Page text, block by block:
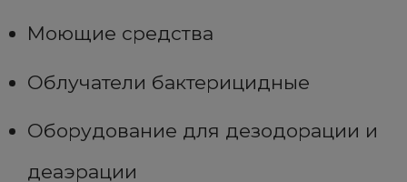
Моющие средства
Облучатели бактерицидные
Оборудование для дезодорации и
деаэрации